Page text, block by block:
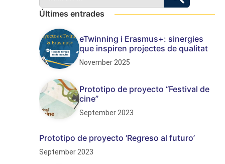
Últimes entrades
eTwinning i Erasmus+: sinergies
que inspiren projectes de qualitat
November 2025
Prototipo de proyecto “Festival de
cine”
September 2023
Prototipo de proyecto ‘Regreso al futuro’
September 2023